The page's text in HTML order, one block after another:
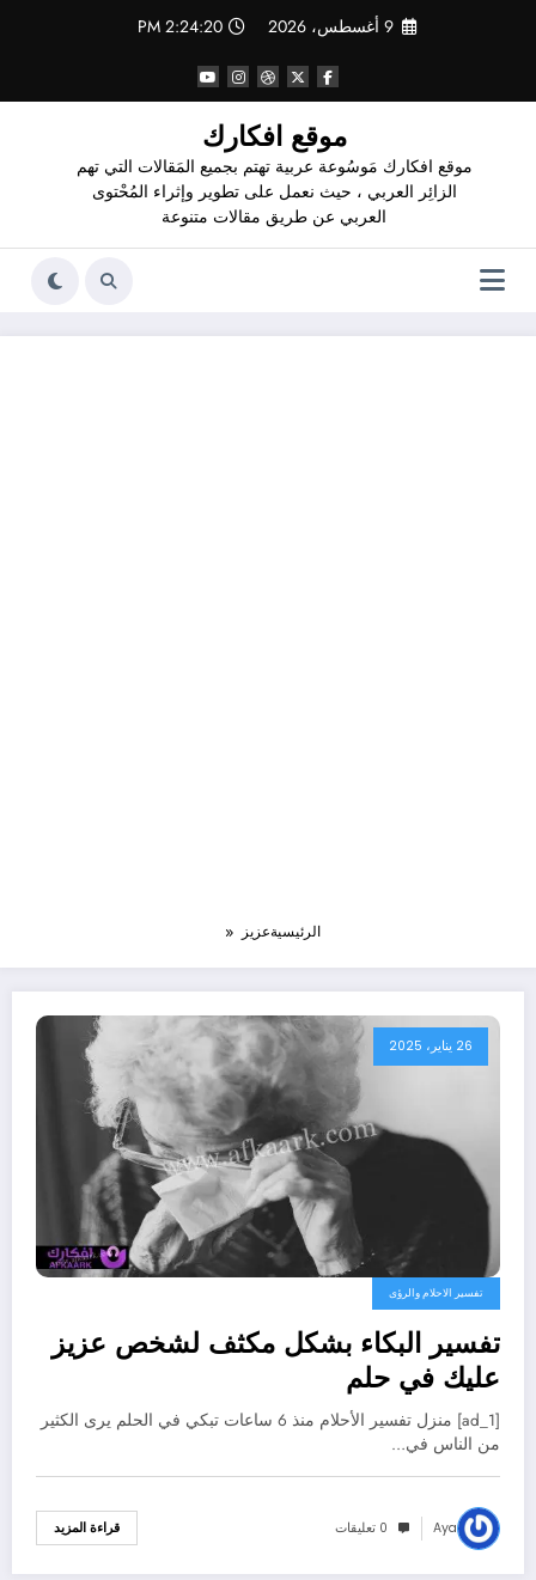
9 أغسطس، 2026 2:24:21 PM
موقع افكارك
موقع افكارك مَوسُوعة عربية تهتم بجميع المَقالات التي تهم
الزائِر العربي ، حيث نعمل على تطوير وإثراء المُحْتوى
العربي عن طريق مقالات متنوعة
الرئيسيةعزيز
26 يناير، 2025
تفسير الاحلام والرؤى
تفسير البكاء بشكل مكثف لشخص عزيز
عليك في حلم
[ad_1] منزل تفسير الأحلام منذ 6 ساعات تبكي في الحلم يرى الكثير
من الناس في…
Aya 0 تعليقات قراءة المزيد